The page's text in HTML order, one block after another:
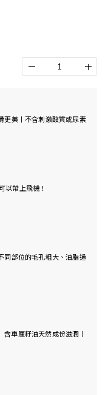
更美丨不含刺激酸質或尿素
以帶上飛機！
同部位的毛孔粗大、油脂過
車厘籽油天然成份滋潤丨